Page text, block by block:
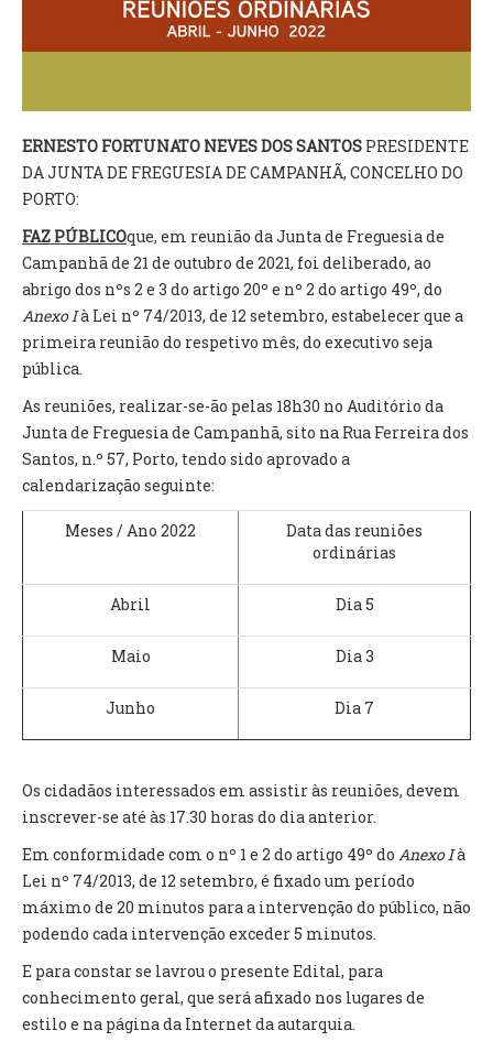
CONSTITUIÇÃO
PRESIDENTE
EXECUTIVO E PELOUROS
GRAVAÇÕES DAS REUNIÕES PÚBLICAS DO EXECUTIVO
DOCUMENTOS
ATAS E DOCUMENTOS DA ASSEMBLEIA
REGULAMENTOS E TAXAS
PLANO E ORÇAMENTO
RELATÓRIO E CONTAS
RECRUTAMENTO PESSOAL
FUNDO DE APOIO AO ASSOCIATIVISMO
SERVIÇOS
SECRETARIA
CANÍDEOS
EMPREGO (GIP)
O GABINETE
ERNESTO FORTUNATO NEVES DOS SANTOS PRESIDENTE
DA JUNTA DE FREGUESIA DE CAMPANHÃ, CONCELHO DO
PORTO:
FAZ PÚBLICOque, em reunião da Junta de Freguesia de
Campanhã de 21 de outubro de 2021, foi deliberado, ao
abrigo dos nºs 2 e 3 do artigo 20º e nº 2 do artigo 49º, do
Anexo Ià Lei nº 74/2013, de 12 setembro, estabelecer que a
primeira reunião do respetivo mês, do executivo seja
pública.
As reuniões, realizar-se-ão pelas 18h30 no Auditório da
Junta de Freguesia de Campanhã, sito na Rua Ferreira dos
Santos, n.º 57, Porto, tendo sido aprovado a
calendarização seguinte:
Meses / Ano 2022
Data das reuniões
ordinárias
Abril Dia 5
Maio Dia 3
Junho Dia 7
Os cidadãos interessados em assistir às reuniões, devem
inscrever-se até às 17.30 horas do dia anterior.
Em conformidade com o nº 1 e 2 do artigo 49º do Anexo Ià
Lei nº 74/2013, de 12 setembro, é fixado um período
máximo de 20 minutos para a intervenção do público, não
podendo cada intervenção exceder 5 minutos.
E para constar se lavrou o presente Edital, para
conhecimento geral, que será afixado nos lugares de
estilo e na página da Internet da autarquia.